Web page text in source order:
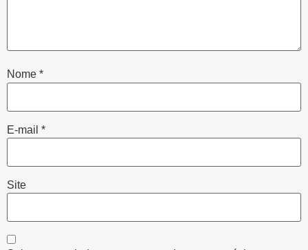
Nome *
E-mail *
Site